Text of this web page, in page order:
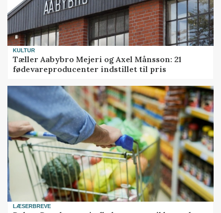
KULTUR
Tæller Aabybro Mejeri og Axel Månsson: 21
fødevareproducenter indstillet til pris
LÆSERBREVE